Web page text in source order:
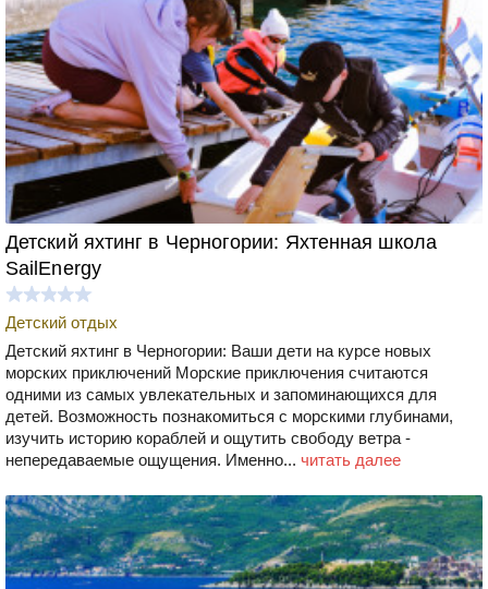
Детский яхтинг в Черногории: Яхтенная школа
SailEnergy
Детский отдых
Детский яхтинг в Черногории: Ваши дети на курсе новых
морских приключений Морские приключения считаются
одними из самых увлекательных и запоминающихся для
детей. Возможность познакомиться с морскими глубинами,
изучить историю кораблей и ощутить свободу ветра -
непередаваемые ощущения. Именно... читать далее